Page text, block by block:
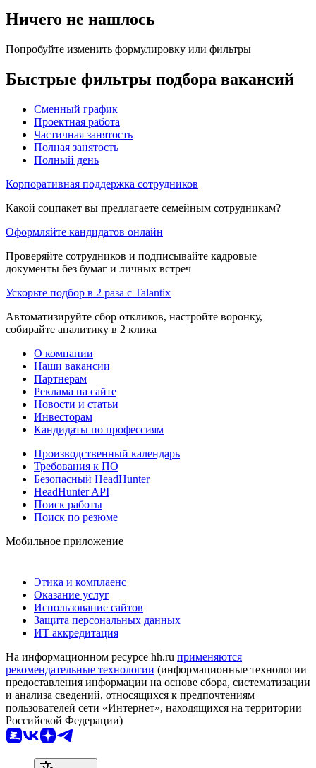
Ничего не нашлось
Попробуйте изменить формулировку или фильтры
Быстрые фильтры подбора вакансий
Сменный график
Проектная работа
Частичная занятость
Полная занятость
Полный день
Корпоративная поддержка сотрудников
Какой соцпакет вы предлагаете семейным сотрудникам?
Оформляйте кандидатов онлайн
Проверяйте сотрудников и подписывайте кадровые
документы без бумаг и личных встреч
Ускорьте подбор в 2 раза с Talantix
Автоматизируйте сбор откликов, настройте воронку,
собирайте аналитику в 2 клика
О компании
Наши вакансии
Партнерам
Реклама на сайте
Новости и статьи
Инвесторам
Кандидаты по профессиям
Производственный календарь
Требования к ПО
Безопасный HeadHunter
HeadHunter API
Поиск работы
Поиск по резюме
Мобильное приложение
Этика и комплаенс
Оказание услуг
Использование сайтов
Защита персональных данных
ИТ аккредитация
На информационном ресурсе hh.ru применяются
рекомендательные технологии (информационные технологии
предоставления информации на основе сбора, систематизации
и анализа сведений, относящихся к предпочтениям
пользователей сети «Интернет», находящихся на территории
Российской Федерации)